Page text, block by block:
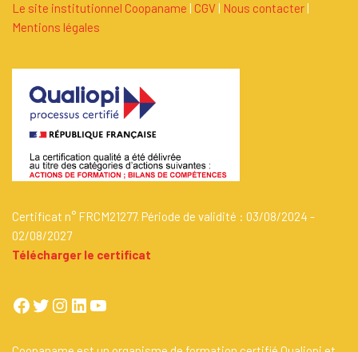
Le site institutionnel Coopaname CGV Nous contacter
Mentions légales
Certificat n° FRCM21277. Période de validité : 03/08/2024 -
02/08/2027
Télécharger le certificat